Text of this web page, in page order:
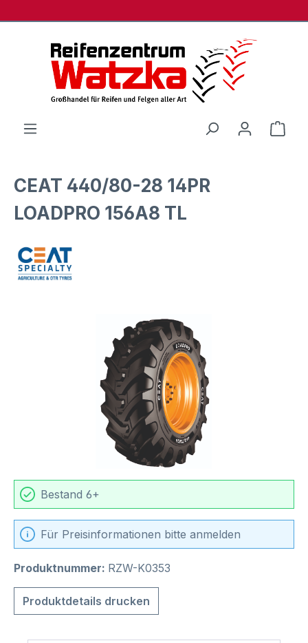
CEAT 440/80-28 14PR
LOADPRO 156A8 TL
Bildergalerie überspringen
Bestand 6+
Für Preisinformationen bitte anmelden
Produktnummer: RZW-K0353
Produktdetails drucken